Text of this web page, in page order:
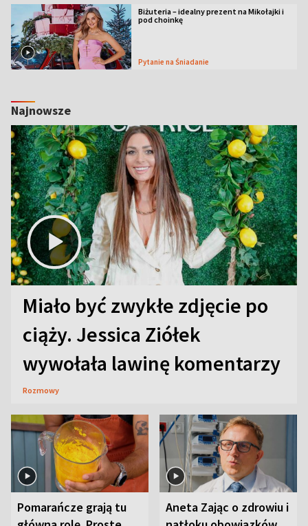
Biżuteria – idealny prezent na Mikołajki i
pod choinkę
Pytanie na Śniadanie
Najnowsze
Miało być zwykłe zdjęcie po
ciąży. Jessica Ziółek
wywołała lawinę komentarzy
Rozmowy
Pomarańcze grają tu
Aneta Zając o zdrowiu i